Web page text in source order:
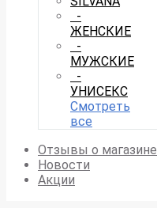
-
ЖЕНСКИЕ
-
МУЖСКИЕ
-
УНИСЕКС
Смотреть
все
Отзывы о магазине
Новости
Акции